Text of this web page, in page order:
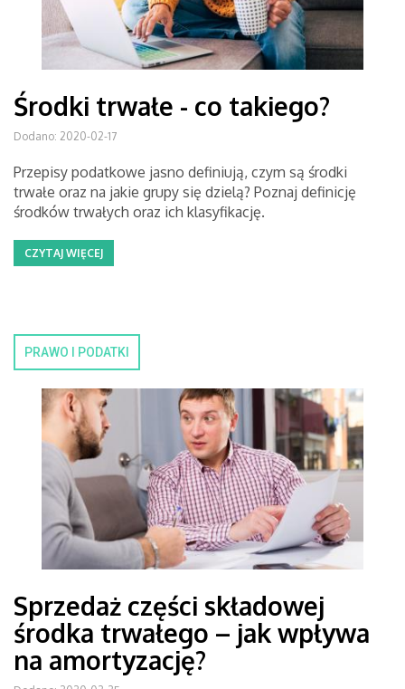
Środki trwałe - co takiego?
Dodano: 2020-02-17
Przepisy podatkowe jasno definiują, czym są środki
trwałe oraz na jakie grupy się dzielą? Poznaj definicję
środków trwałych oraz ich klasyfikację.
CZYTAJ WIĘCEJ
PRAWO I PODATKI
Sprzedaż części składowej
środka trwałego – jak wpływa
na amortyzację?